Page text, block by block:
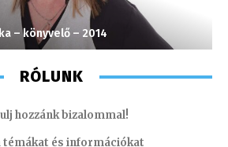
– könyvelő – 2014
RÓLUNK
hozzánk bizalommal!
témákat és információkat